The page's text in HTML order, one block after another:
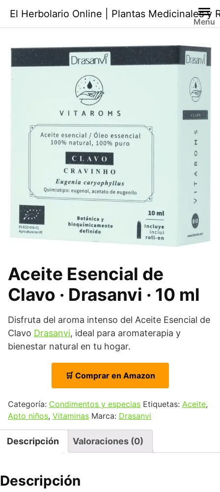
contenido
El Herbolario Online | Plantas Medicinales y
Menu
Aceite Esencial de
Clavo · Drasanvi · 10 ml
Disfruta del aroma intenso del Aceite Esencial de
Clavo Drasanvi, ideal para aromaterapia y
bienestar natural en tu hogar.
🛒 Comprar en Amazon
Categoría: Condimentos y especias Etiquetas: Aceite,
Apto niños, Vitaminas Marca: Drasanvi
Descripción Valoraciones (0)
Descripción